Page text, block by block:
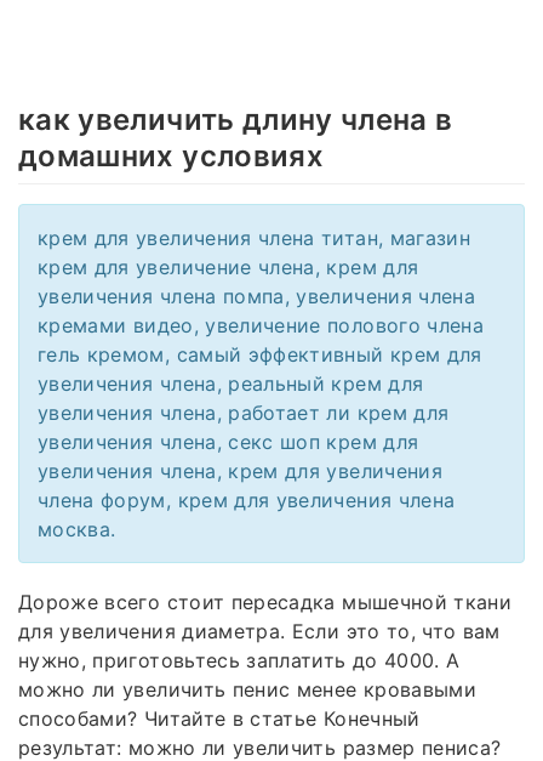
как увеличить длину члена в
домашних условиях
крем для увеличения члена титан, магазин
крем для увеличение члена, крем для
увеличения члена помпа, увеличения члена
кремами видео, увеличение полового члена
гель кремом, самый эффективный крем для
увеличения члена, реальный крем для
увеличения члена, работает ли крем для
увеличения члена, секс шоп крем для
увеличения члена, крем для увеличения
члена форум, крем для увеличения члена
москва.
Дороже всего стоит пересадка мышечной ткани
для увеличения диаметра. Если это то, что вам
нужно, приготовьтесь заплатить до 4000. А
можно ли увеличить пенис менее кровавыми
способами? Читайте в статье Конечный
результат: можно ли увеличить размер пениса?